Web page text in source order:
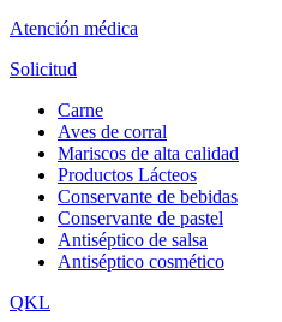
Atención médica
Solicitud
Carne
Aves de corral
Mariscos de alta calidad
Productos Lácteos
Conservante de bebidas
Conservante de pastel
Antiséptico de salsa
Antiséptico cosmético
QKL